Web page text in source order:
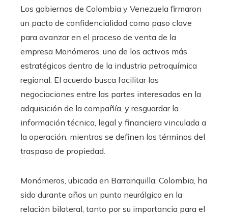
Los gobiernos de Colombia y Venezuela firmaron
un pacto de confidencialidad como paso clave
para avanzar en el proceso de venta de la
empresa Monómeros, uno de los activos más
estratégicos dentro de la industria petroquímica
regional. El acuerdo busca facilitar las
negociaciones entre las partes interesadas en la
adquisición de la compañía, y resguardar la
información técnica, legal y financiera vinculada a
la operación, mientras se definen los términos del
traspaso de propiedad.
Monómeros, ubicada en Barranquilla, Colombia, ha
sido durante años un punto neurálgico en la
relación bilateral, tanto por su importancia para el